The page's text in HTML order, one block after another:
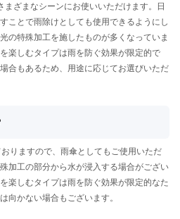
まざまなシーンにお使いいただけます。日
ことで雨除けとしても使用できるようにし
の特殊加工を施したものが多くなっていま
楽しむタイプは雨を防ぐ効果が限定的で
合もあるため、用途に応じてお選びいただ
りますので、雨傘としてもご使用いただ
加工の部分から水が浸入する場合がござい
楽しむタイプは雨を防ぐ効果が限定的なた
向かない場合もございます。